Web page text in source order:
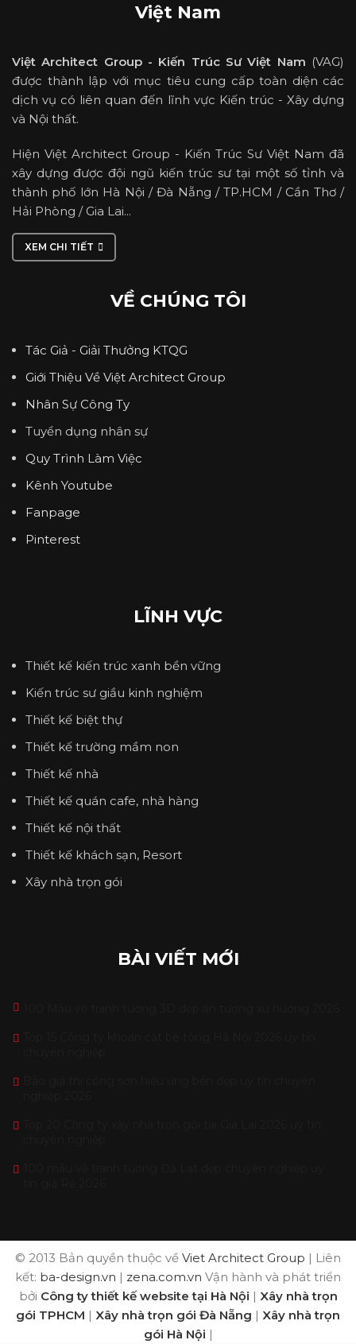
Việt Nam
Việt Architect Group - Kiến Trúc Sư Việt Nam (VAG)
được thành lập với mục tiêu cung cấp toàn diện các
dịch vụ có liên quan đến lĩnh vực Kiến trúc - Xây dựng
và Nội thất.
Hiện Việt Architect Group - Kiến Trúc Sư Việt Nam đã
xây dựng được đội ngũ kiến trúc sư tại một số tỉnh và
thành phố lớn Hà Nội / Đà Nẵng / TP.HCM / Cần Thơ /
Hải Phòng / Gia Lai...
XEM CHI TIẾT
VỀ CHÚNG TÔI
Tác Giả - Giải Thưởng KTQG
Giới Thiệu Về Việt Architect Group
Nhân Sự Công Ty
Tuyển dụng nhân sự
Quy Trình Làm Việc
Kênh Youtube
Fanpage
Pinterest
LĨNH VỰC
Thiết kế kiến trúc xanh bền vững
Kiến trúc sư giầu kinh nghiệm
Thiết kế biệt thự
Thiết kế trường mầm non
Thiết kế nhà
Thiết kế quán cafe, nhà hàng
Thiết kế nội thất
Thiết kế khách sạn, Resort
Xây nhà trọn gói
BÀI VIẾT MỚI
© 2013 Bản quyền thuộc về Viet Architect Group | Liên
kết: ba-design.vn | zena.com.vn Vận hành và phát triển
bởi Công ty thiết kế website tại Hà Nội | Xây nhà trọn
gói TPHCM | Xây nhà trọn gói Đà Nẵng | Xây nhà trọn
gói Hà Nội |